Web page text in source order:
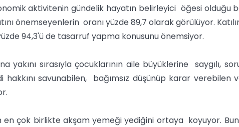
aktivitenin gündelik hayatın belirleyici öğesi olduğu
önemseyenlerin oranı yüzde 89,7 olarak görülüyor.
94,3'ü de tasarruf yapma konusunu önemsiyor.
yakını sırasıyla çocuklarının aile büyüklerine saygılı,
hakkını savunabilen, bağımsız düşünüp karar verebilen
en çok birlikte akşam yemeği yediğini ortaya koyuyor.